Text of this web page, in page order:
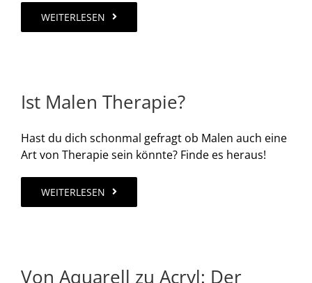
WEITERLESEN
Ist Malen Therapie?
Hast du dich schonmal gefragt ob Malen auch eine
Art von Therapie sein könnte? Finde es heraus!
WEITERLESEN
Von Aquarell zu Acryl: Der